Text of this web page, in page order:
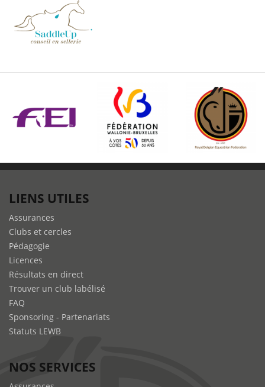
LIENS UTILES
Assurances
Clubs et cercles
Pédagogie
Licences
Résultats en direct
Trouver un club labélisé
FAQ
Sponsoring - Partenariats
Statuts LEWB
NOS SERVICES